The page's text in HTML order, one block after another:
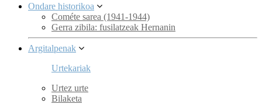
Ondare historikoa
Cométe sarea (1941-1944)
Gerra zibila: fusilatzeak Hernanin
Argitalpenak
Urtekariak
Urtez urte
Bilaketa